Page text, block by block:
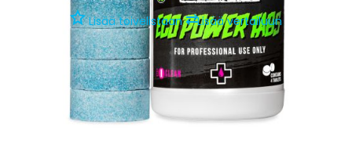
Lisää toivelistaan⇄Lisää vertailuun